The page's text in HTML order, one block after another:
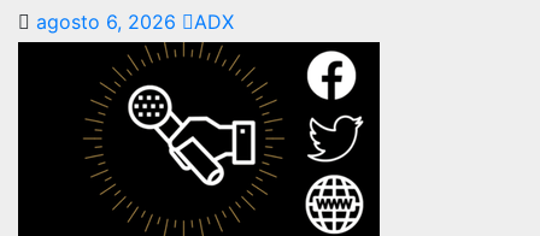
agosto 6, 2026 ADX